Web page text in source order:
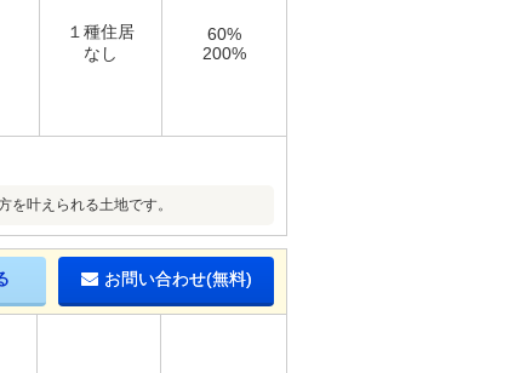
１種住居
なし
60%
200%
叶えられる土地です。
お問い合わせ(無料)